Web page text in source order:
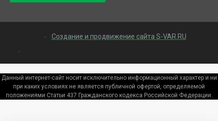
Создание и продвижение сайта S-VAR.RU
Данный интернет-сайт носит исключительно информационный характер и ни
при каких условиях не является публичной офертой, определяемой
положениями Статьи 437 Гражданского кодекса Российской Федерации.